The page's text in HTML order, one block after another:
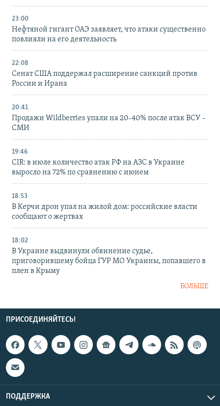
23:00
Нефтяной гигант ОАЭ заявляет, что атаки существенно
повлияли на его деятельность
22:08
Сенат США поддержал расширение санкций против
России и Ирана
20:41
Продажи Wildberries упали на 20-40% после атак ВСУ –
СМИ
19:46
CIR: в июле количество атак РФ на АЗС в Украине
выросло на 72% по сравнению с июнем
18:53
В Керчи дрон упал на жилой дом: российские власти
сообщают о жертвах
18:02
В Украине выдвинули обвинение судье,
приговорившему бойца ГУР МО Украины, попавшего в
плен в Крыму
БОЛЬШЕ
ПРИСОЕДИНЯЙТЕСЬ!
ПОДДЕРЖКА